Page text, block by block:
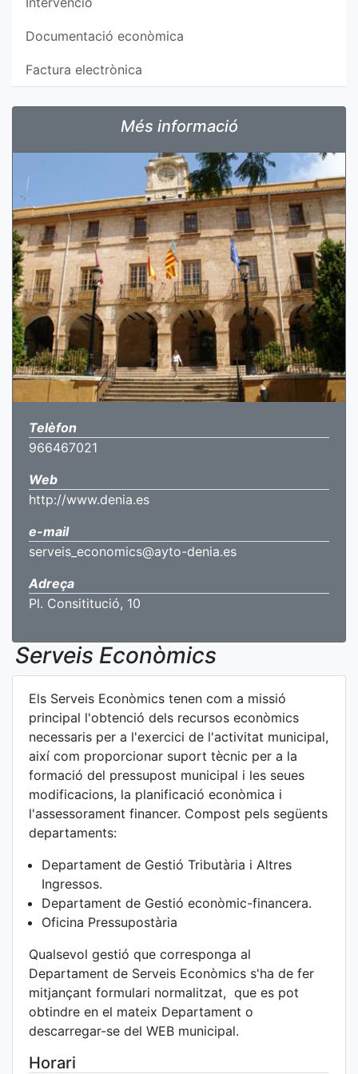
Documentació econòmica
Factura electrònica
Més informació
Telèfon
966467021
Web
http://www.denia.es
e-mail
serveis_economics@ayto-denia.es
Adreça
Pl. Consititució, 10
Serveis Econòmics
Els Serveis Econòmics tenen com a missió
principal l'obtenció dels recursos econòmics
necessaris per a l'exercici de l'activitat municipal,
així com proporcionar suport tècnic per a la
formació del pressupost municipal i les seues
modificacions, la planificació econòmica i
l'assessorament financer. Compost pels següents
departaments:
Departament de Gestió Tributària i Altres
Ingressos.
Departament de Gestió econòmic-financera.
Oficina Pressupostària
Qualsevol gestió que corresponga al
Departament de Serveis Econòmics s'ha de fer
mitjançant formulari normalitzat, que es pot
obtindre en el mateix Departament o
descarregar-se del WEB municipal.
Horari